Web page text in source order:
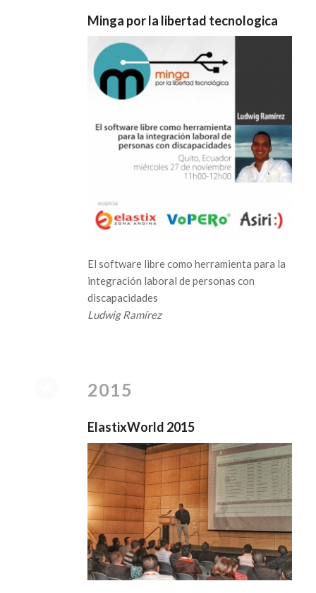
Minga por la libertad tecnologica
El software libre como herramienta para la
integración laboral de personas con
discapacidades
Ludwig Ramírez
2015
ElastixWorld 2015